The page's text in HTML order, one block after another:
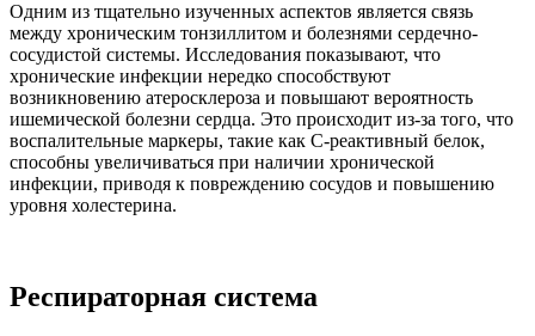
Одним из тщательно изученных аспектов является связь
между хроническим тонзиллитом и болезнями сердечно-
сосудистой системы. Исследования показывают, что
хронические инфекции нередко способствуют
возникновению атеросклероза и повышают вероятность
ишемической болезни сердца. Это происходит из-за того, что
воспалительные маркеры, такие как С-реактивный белок,
способны увеличиваться при наличии хронической
инфекции, приводя к повреждению сосудов и повышению
уровня холестерина.
Респираторная система